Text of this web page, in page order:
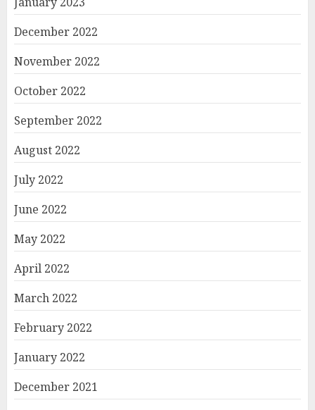
December 2022
November 2022
October 2022
September 2022
August 2022
July 2022
June 2022
May 2022
April 2022
March 2022
February 2022
January 2022
December 2021